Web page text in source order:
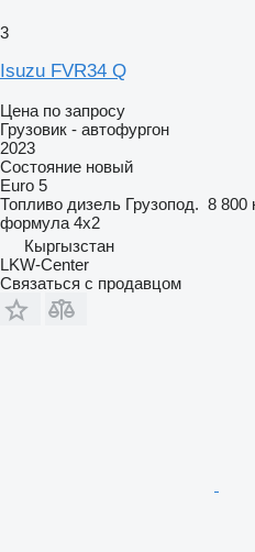
3
Isuzu FVR34 Q
Цена по запросу
Грузовик - автофургон
2023
Состояние новый
Euro 5
Топливо дизель Грузопод. 8 800
формула 4x2
Кыргызстан
LKW-Center
Связаться с продавцом